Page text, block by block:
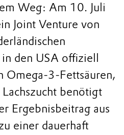
Weg: Am 10. Juli
Joint Venture von
den USA offiziell
Omega-3-Fettsäuren,
benötigt
Ergebnisbeitrag aus
einer dauerhaft